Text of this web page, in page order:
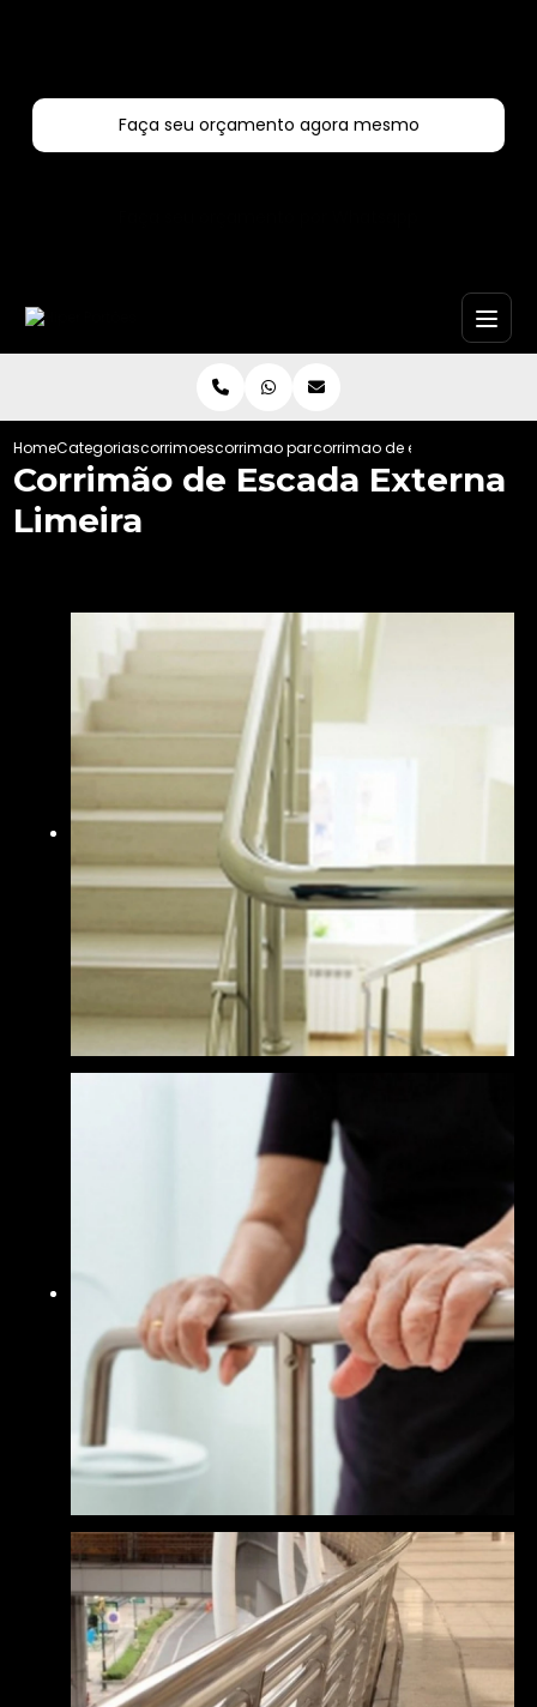
Faça seu orçamento agora mesmo
HomeCategoriascorrimoescorrimao para escadacorrimao de escada externa
Corrimão de Escada Externa
Limeira